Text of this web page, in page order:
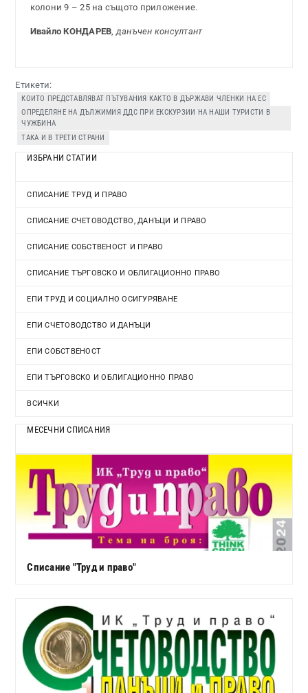
колони 9 – 25 на същото приложение.
Ивайло КОНДАРЕВ данъчен консултант
Етикети:
КОИТО ПРЕДСТАВЛЯВАТ ПЪТУВАНИЯ КАКТО В ДЪРЖАВИ ЧЛЕНКИ НА ЕС
ОПРЕДЕЛЯНЕ НА ДЪЛЖИМИЯ ДДС ПРИ ЕКСКУРЗИИ НА НАШИ ТУРИСТИ В
ЧУЖБИНА
ТАКА И В ТРЕТИ СТРАНИ
ИЗБРАНИ СТАТИИ
СПИСАНИЕ ТРУД И ПРАВО
СПИСАНИЕ СЧЕТОВОДСТВО, ДАНЪЦИ И ПРАВО
СПИСАНИЕ СОБСТВЕНОСТ И ПРАВО
СПИСАНИЕ ТЪРГОВСКО И ОБЛИГАЦИОННО ПРАВО
ЕПИ ТРУД И СОЦИАЛНО ОСИГУРЯВАНЕ
ЕПИ СЧЕТОВОДСТВО И ДАНЪЦИ
ЕПИ СОБСТВЕНОСТ
ЕПИ ТЪРГОВСКО И ОБЛИГАЦИОННО ПРАВО
ВСИЧКИ
МЕСЕЧНИ СПИСАНИЯ
Списание "Труд и право"